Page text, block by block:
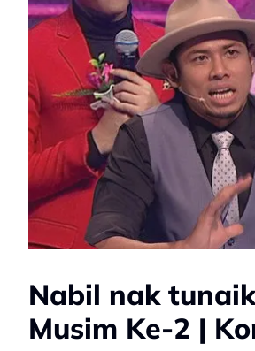
Nabil nak
Musim Ke-2 |